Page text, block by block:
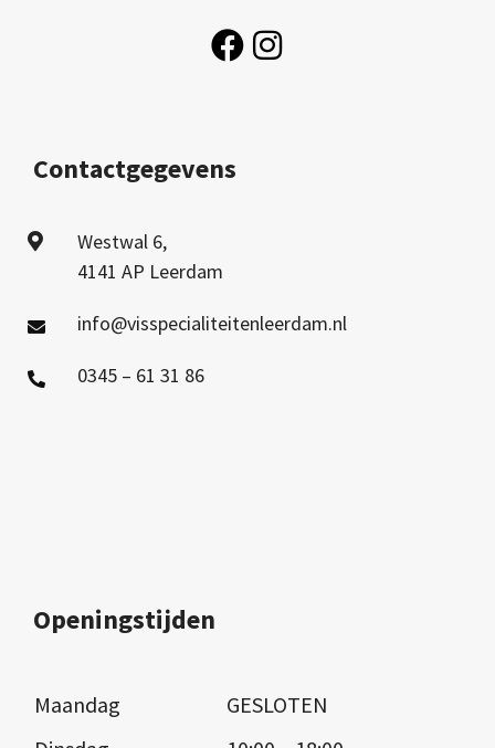
Contactgegevens
Westwal 6,
4141 AP Leerdam
info@visspecialiteitenleerdam.nl
0345 – 61 31 86
Openingstijden
Maandag
GESLOTEN